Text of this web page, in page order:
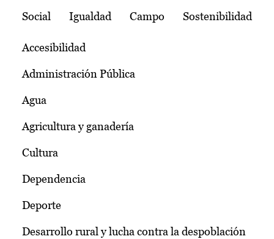
Social Igualdad Campo Sostenibilidad
Accesibilidad
Administración Pública
Agua
Agricultura y ganadería
Cultura
Dependencia
Deporte
Desarrollo rural y lucha contra la despoblación